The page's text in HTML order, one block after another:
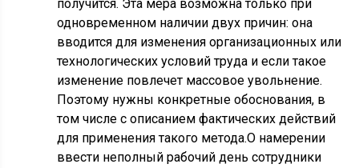
получится. Эта мера возможна только при
одновременном наличии двух причин: она
вводится для изменения организационных или
технологических условий труда и если такое
изменение повлечет массовое увольнение.
Поэтому нужны конкретные обоснования, в
том числе с описанием фактических действий
для применения такого метода.О намерении
ввести неполный рабочий день сотрудники